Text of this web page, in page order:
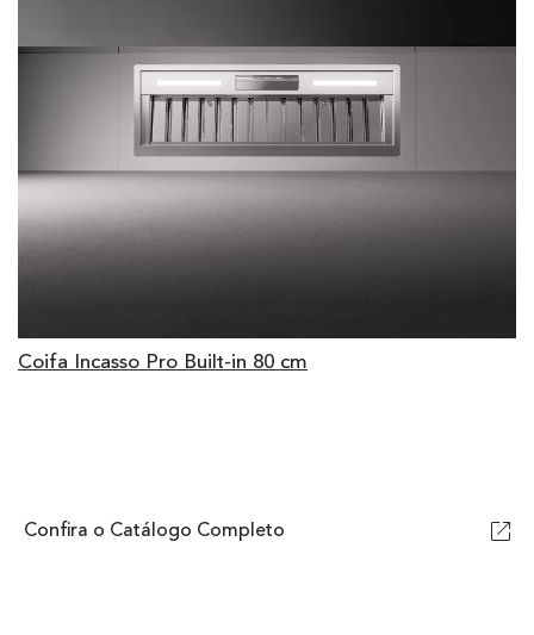
Coifa Incasso Pro Built-in 80 cm
Confira o Catálogo Completo